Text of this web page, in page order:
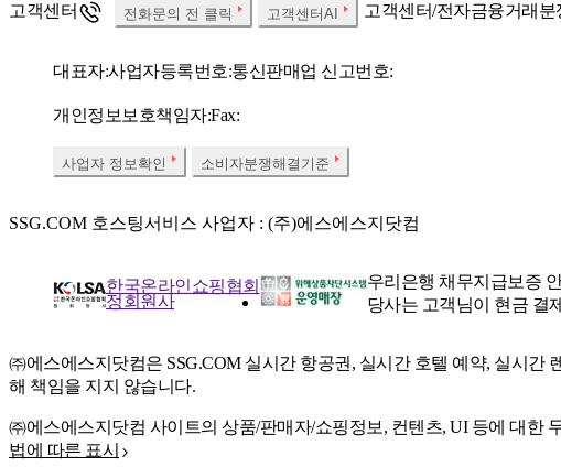
고객센터 전화문의 전 클릭 고객센터AI 고객센터/전자금융거래분
대표자:사업자등록번호:통신판매업 신고번호:
개인정보보호책임자:Fax:
사업자 정보확인 소비자분쟁해결기준
SSG.COM 호스팅서비스 사업자 : (주)에스에스지닷컴
한국온라인쇼핑협회
정회원사
우리은행 채무지급보증
당사는 고객님이 현금 결
㈜에스에스지닷컴은 SSG.COM 실시간 항공권, 실시간 호텔 예약, 실시
해 책임을 지지 않습니다.
㈜에스에스지닷컴 사이트의 상품/판매자/쇼핑정보, 컨텐츠, UI 등에 대한
법에 따른 표시